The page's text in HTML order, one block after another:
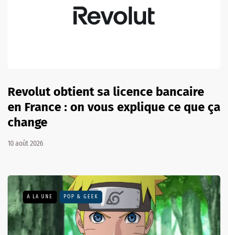
Revolut obtient sa licence bancaire
en France : on vous explique ce que ça
change
10 août 2026
A LA UNE POP & GEEK